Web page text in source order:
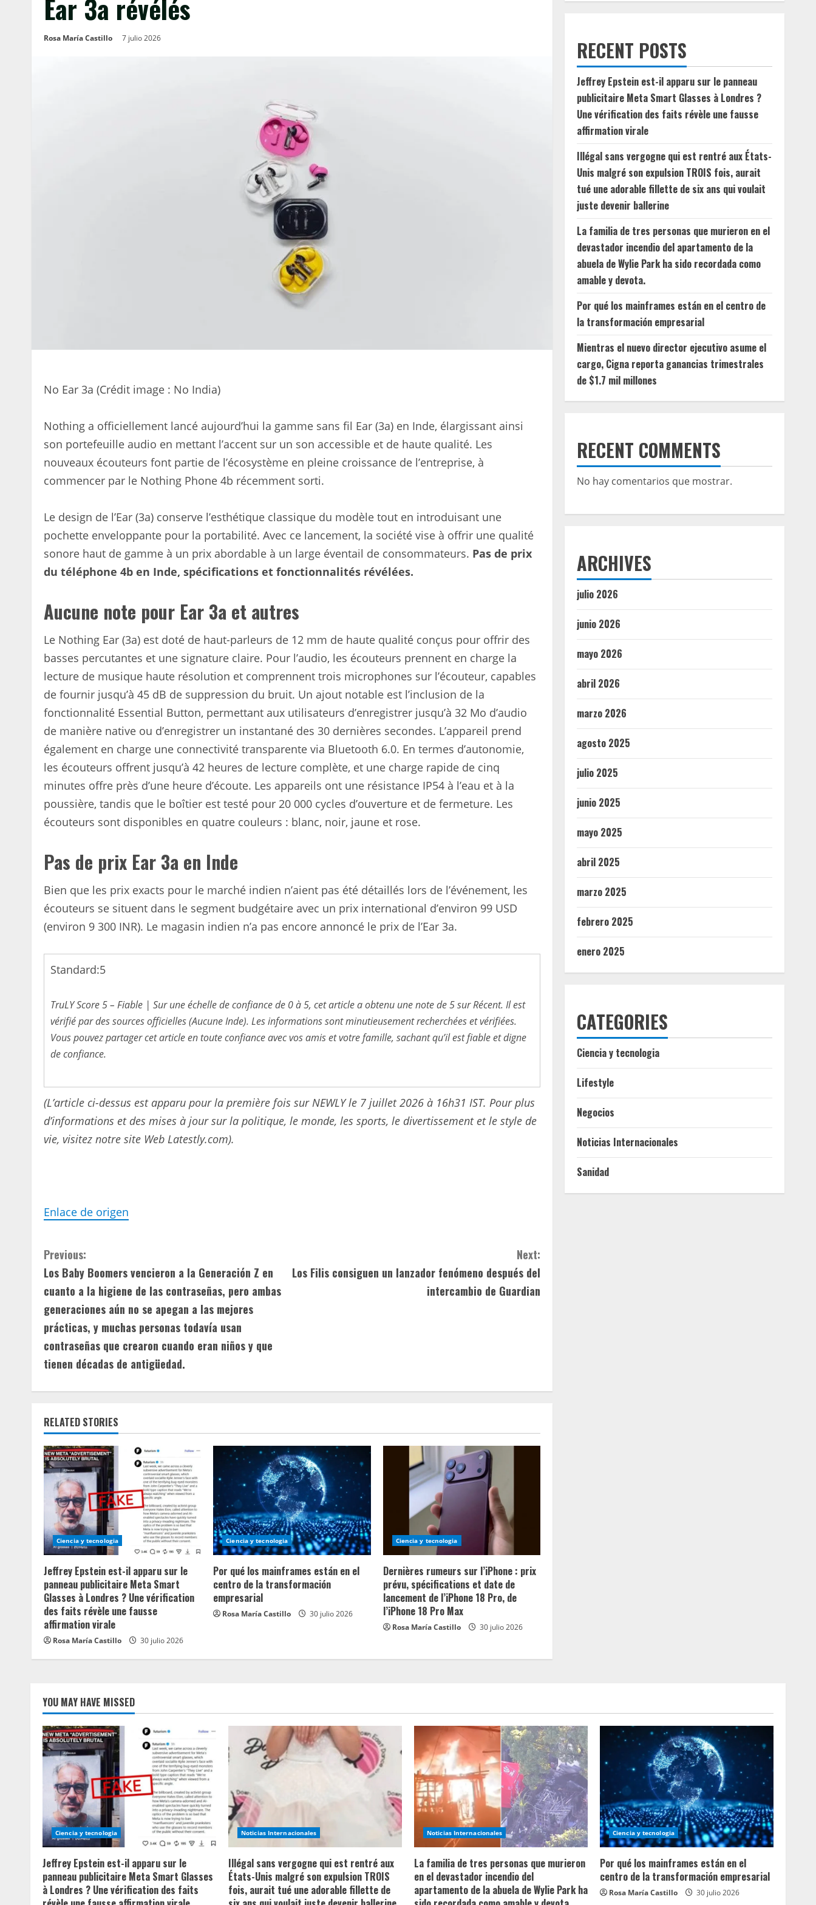
Ear 3a révélés
Rosa María Castillo 7 julio 2026
No Ear 3a (Crédit image : No India)
Nothing a officiellement lancé aujourd’hui la gamme sans fil Ear (3a) en Inde, élargissant ainsi
son portefeuille audio en mettant l’accent sur un son accessible et de haute qualité. Les
nouveaux écouteurs font partie de l’écosystème en pleine croissance de l’entreprise, à
commencer par le Nothing Phone 4b récemment sorti.
Le design de l’Ear (3a) conserve l’esthétique classique du modèle tout en introduisant une
pochette enveloppante pour la portabilité. Avec ce lancement, la société vise à offrir une qualité
sonore haut de gamme à un prix abordable à un large éventail de consommateurs. Pas de prix
du téléphone 4b en Inde, spécifications et fonctionnalités révélées.
Aucune note pour Ear 3a et autres
Le Nothing Ear (3a) est doté de haut-parleurs de 12 mm de haute qualité conçus pour offrir des
basses percutantes et une signature claire. Pour l’audio, les écouteurs prennent en charge la
lecture de musique haute résolution et comprennent trois microphones sur l’écouteur, capables
de fournir jusqu’à 45 dB de suppression du bruit. Un ajout notable est l’inclusion de la
fonctionnalité Essential Button, permettant aux utilisateurs d’enregistrer jusqu’à 32 Mo d’audio
de manière native ou d’enregistrer un instantané des 30 dernières secondes. L’appareil prend
également en charge une connectivité transparente via Bluetooth 6.0. En termes d’autonomie,
les écouteurs offrent jusqu’à 42 heures de lecture complète, et une charge rapide de cinq
minutes offre près d’une heure d’écoute. Les appareils ont une résistance IP54 à l’eau et à la
poussière, tandis que le boîtier est testé pour 20 000 cycles d’ouverture et de fermeture. Les
écouteurs sont disponibles en quatre couleurs : blanc, noir, jaune et rose.
Pas de prix Ear 3a en Inde
Bien que les prix exacts pour le marché indien n’aient pas été détaillés lors de l’événement, les
écouteurs se situent dans le segment budgétaire avec un prix international d’environ 99 USD
(environ 9 300 INR). Le magasin indien n’a pas encore annoncé le prix de l’Ear 3a.
Standard:5
TruLY Score 5 – Fiable | Sur une échelle de confiance de 0 à 5, cet article a obtenu une note de 5 sur Récent. Il est
vérifié par des sources officielles (Aucune Inde). Les informations sont minutieusement recherchées et vérifiées.
Vous pouvez partager cet article en toute confiance avec vos amis et votre famille, sachant qu’il est fiable et digne
de confiance.
(L’article ci-dessus est apparu pour la première fois sur NEWLY le 7 juillet 2026 à 16h31 IST. Pour plus
d’informations et des mises à jour sur la politique, le monde, les sports, le divertissement et le style de
vie, visitez notre site Web Latestly.com).
Enlace de origen
C
o
n
t
i
n
e
R
e
a
d
i
n
g
Previous:
Los Baby Boomers vencieron a la Generación Z en
cuanto a la higiene de las contraseñas, pero ambas
generaciones aún no se apegan a las mejores
prácticas, y muchas personas todavía usan
contraseñas que crearon cuando eran niños y que
tienen décadas de antigüedad.
Next:
Los Filis consiguen un lanzador fenómeno después del
intercambio de Guardian
RELATED STORIES
Ciencia y tecnologia
Jeffrey Epstein est-il apparu sur le
panneau publicitaire Meta Smart
Glasses à Londres ? Une vérification
des faits révèle une fausse
affirmation virale
Rosa María Castillo 30 julio 2026
Ciencia y tecnologia
Por qué los mainframes están en el
centro de la transformación
empresarial
Rosa María Castillo 30 julio 2026
Ciencia y tecnologia
Dernières rumeurs sur l’iPhone : prix
prévu, spécifications et date de
lancement de l’iPhone 18 Pro, de
l’iPhone 18 Pro Max
Rosa María Castillo 30 julio 2026
RECENT POSTS
Jeffrey Epstein est-il apparu sur le panneau
publicitaire Meta Smart Glasses à Londres ?
Une vérification des faits révèle une fausse
affirmation virale
Illégal sans vergogne qui est rentré aux États-
Unis malgré son expulsion TROIS fois, aurait
tué une adorable fillette de six ans qui voulait
juste devenir ballerine
La familia de tres personas que murieron en el
devastador incendio del apartamento de la
abuela de Wylie Park ha sido recordada como
amable y devota.
Por qué los mainframes están en el centro de
la transformación empresarial
Mientras el nuevo director ejecutivo asume el
cargo, Cigna reporta ganancias trimestrales
de $1.7 mil millones
RECENT COMMENTS
No hay comentarios que mostrar.
ARCHIVES
julio 2026
junio 2026
mayo 2026
abril 2026
marzo 2026
agosto 2025
julio 2025
junio 2025
mayo 2025
abril 2025
marzo 2025
febrero 2025
enero 2025
CATEGORIES
Ciencia y tecnologia
Lifestyle
Negocios
Noticias Internacionales
Sanidad
YOU MAY HAVE MISSED
Ciencia y tecnologia
Jeffrey Epstein est-il apparu sur le
panneau publicitaire Meta Smart Glasses
à Londres ? Une vérification des faits
Noticias Internacionales
Illégal sans vergogne qui est rentré aux
États-Unis malgré son expulsion TROIS
fois, aurait tué une adorable fillette de
Noticias Internacionales
La familia de tres personas que murieron
en el devastador incendio del
apartamento de la abuela de Wylie Park ha
Ciencia y tecnologia
Por qué los mainframes están en el
centro de la transformación empresarial
Rosa María Castillo 30 julio 2026